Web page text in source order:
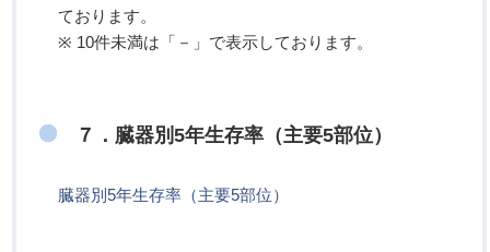
ております。
※ 10件未満は「－」で表示しております。
７．臓器別5年生存率（主要5部位）
臓器別5年生存率（主要5部位）